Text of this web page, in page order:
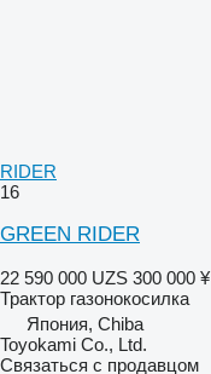
RIDER
16
GREEN RIDER
22 590 000 UZS 300 000 ¥
Трактор газонокосилка
Япония, Chiba
Toyokami Co., Ltd.
Связаться с продавцом